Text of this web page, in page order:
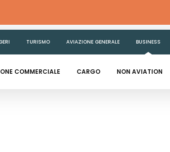
TURISMO AVIAZIONE GENERALE BUSINESS
COMMERCIALE CARGO NON AVIATION